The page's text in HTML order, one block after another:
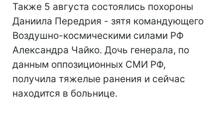
Также 5 августа состоялись похороны
Даниила Передрия - зятя командующего
Воздушно-космическими силами РФ
Александра Чайко. Дочь генерала, по
данным оппозиционных СМИ РФ,
получила тяжелые ранения и сейчас
находится в больнице.